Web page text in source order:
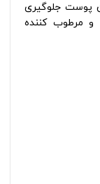
پوست جلوگیری
مرطوب کننده